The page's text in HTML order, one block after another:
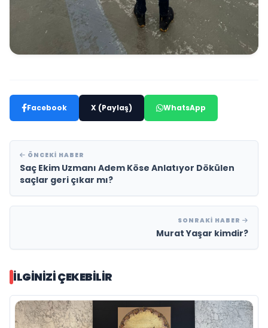
Facebook X (Paylaş) WhatsApp
ÖNCEKI HABER
Saç Ekim Uzmanı Adem Köse Anlatıyor Dökülen
saçlar geri çıkar mı?
SONRAKI HABER
Murat Yaşar kimdir?
İLGINIZI ÇEKEBILIR